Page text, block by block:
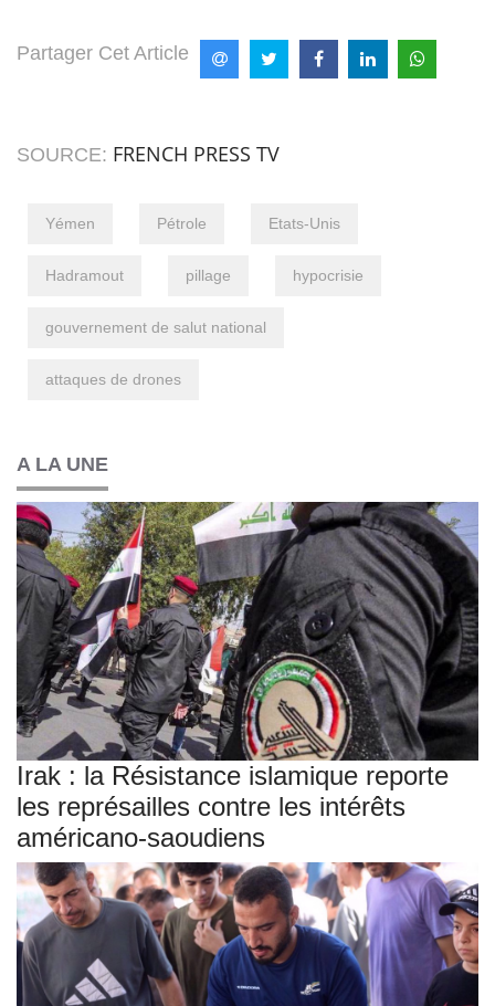
Partager Cet Article
SOURCE: FRENCH PRESS TV
Yémen Pétrole Etats-Unis
Hadramout pillage hypocrisie
gouvernement de salut national
attaques de drones
A LA UNE
Irak : la Résistance islamique reporte
les représailles contre les intérêts
américano-saoudiens